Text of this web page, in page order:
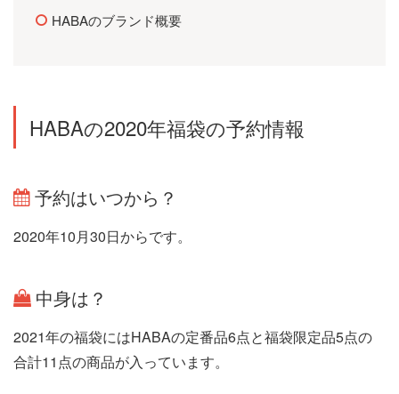
HABAのブランド概要
HABAの2020年福袋の予約情報
予約はいつから？
2020年10月30日からです。
中身は？
2021年の福袋にはHABAの定番品6点と福袋限定品5点の
合計11点の商品が入っています。